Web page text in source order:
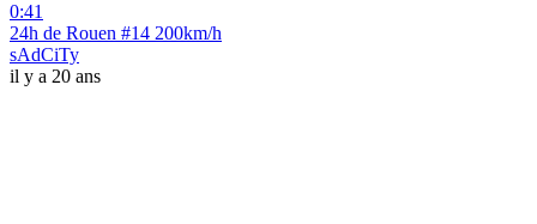
0:41
24h de Rouen #14 200km/h
sAdCiTy
il y a 20 ans